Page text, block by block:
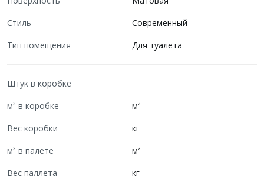
Стиль
Современный
Тип помещения
Для туалета
Штук в коробке
м² в коробке
м²
Вес коробки
кг
м² в палете
м²
Вес паллета
кг